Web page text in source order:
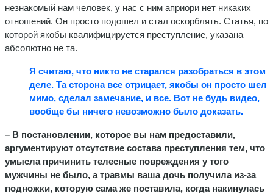
незнакомый нам человек, у нас с ним априори нет никаких
отношений. Он просто подошел и стал оскорблять. Статья, по
которой якобы квалифицируется преступление, указана
абсолютно не та.
Я считаю, что никто не старался разобраться в этом
деле. Та сторона все отрицает, якобы он просто шел
мимо, сделал замечание, и все. Вот не будь видео,
вообще бы ничего невозможно было доказать.
– В постановлении, которое вы нам предоставили,
аргументируют отсутствие состава преступления тем, что
умысла причинить телесные повреждения у того
мужчины не было, а травмы ваша дочь получила из-за
подножки, которую сама же поставила, когда накинулась